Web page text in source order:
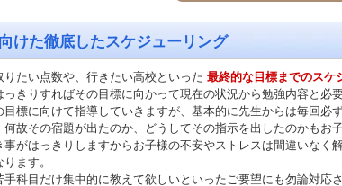
けた徹底したスケジューリング
りたい点数や、行きたい高校といった 最終的な目標までのスケ
っきりすればその目標に向かって現在の状況から勉強内容と必
目標に向けて指導していきますが、基本的に先生からは毎回必
何故その宿題が出たのか、どうしてその指示を出したのかもお
事がはっきりしますからお子様の不安やストレスは間違いな
ます。
手科目だけ集中的に教えて欲しいといったご要望にも勿論対